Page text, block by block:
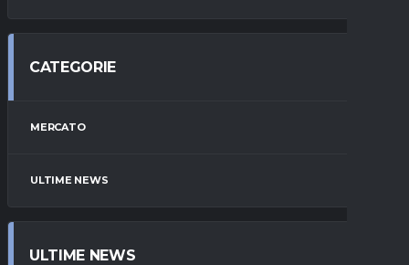
CATEGORIE
MERCATO
ULTIME NEWS
ULTIME NEWS